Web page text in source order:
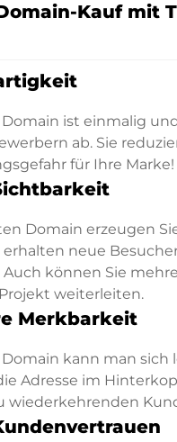
Kauf mit
ist einmalig
ab. Sie
für Ihre Marke!
Domain erzeugen
erhalten neue
Auch können Sie
weiterleiten.
Merkbarkeit
kann man sich
Adresse im
wiederkehrenden